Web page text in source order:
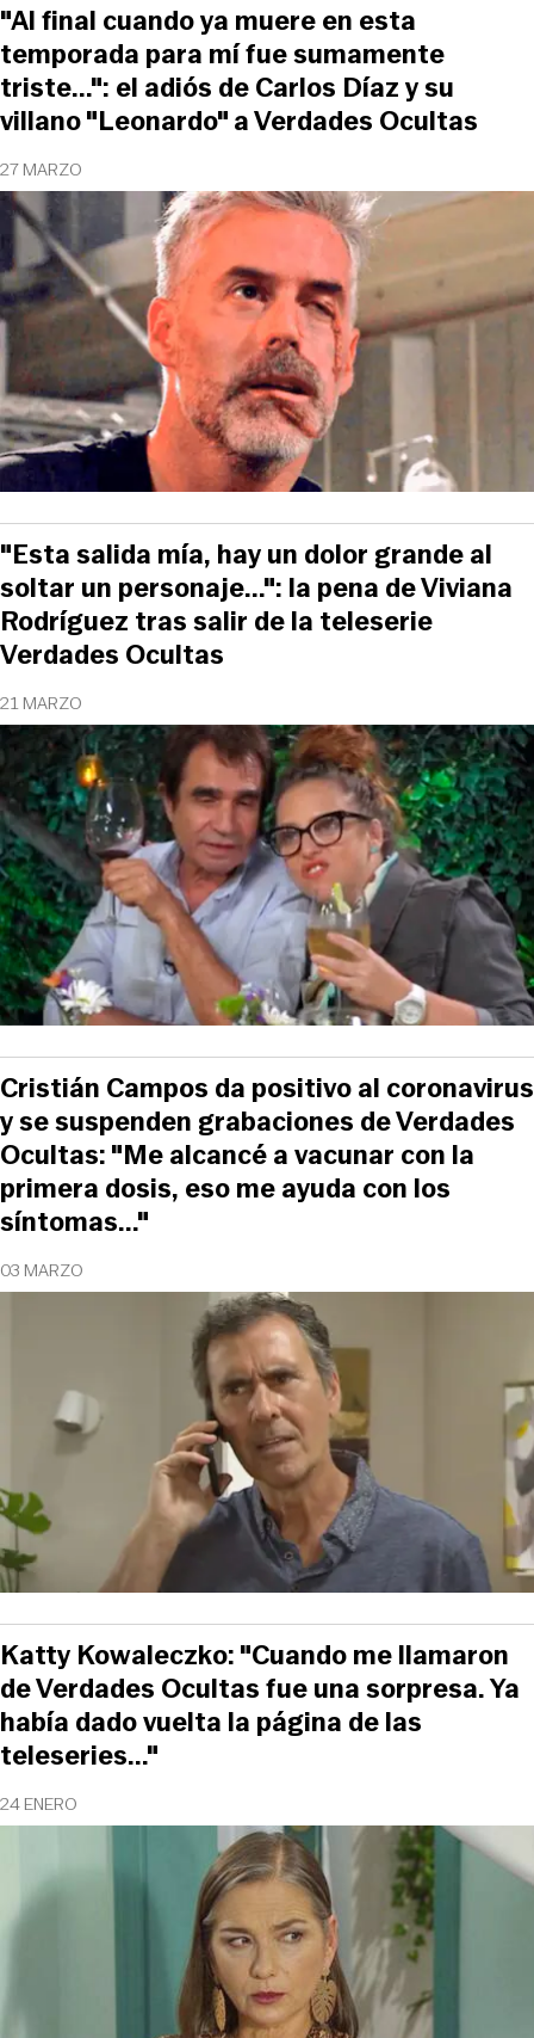
27 MARZO
"Al final cuando ya muere en esta
temporada para mí fue sumamente
triste...": el adiós de Carlos Díaz y su
villano "Leonardo" a Verdades Ocultas
21 MARZO
"Esta salida mía, hay un dolor grande al
soltar un personaje...": la pena de Viviana
Rodríguez tras salir de la teleserie
Verdades Ocultas
03 MARZO
Cristián Campos da positivo al coronavirus
y se suspenden grabaciones de Verdades
Ocultas: "Me alcancé a vacunar con la
primera dosis, eso me ayuda con los
síntomas..."
24 ENERO
Katty Kowaleczko: "Cuando me llamaron
de Verdades Ocultas fue una sorpresa. Ya
había dado vuelta la página de las
teleseries..."